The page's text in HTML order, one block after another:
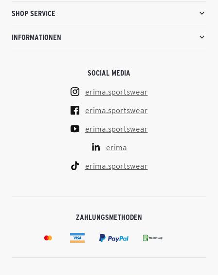
SHOP SERVICE
INFORMATIONEN
SOCIAL MEDIA
erima.sportswear
erima.sportswear
erima.sportswear
erima
erima.sportswear
ZAHLUNGSMETHODEN